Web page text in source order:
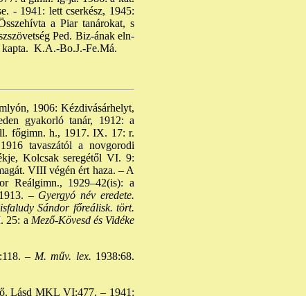
- 1941: lett cserkész, 1945:
a Piar tanárokat, s
Ped. Biz-ának eln-
kapta. K.A.-Bo.J.-Fe.Má.
1906: Kézdivásárhelyt,
gyakorló tanár, 1912: a
főgimn. h., 1917. IX. 17: r.
tavaszától a novgorodi
Kolcsak seregétől VI. 9:
VIII végén ért haza. – A
Reálgimn., 1929–42(is): a
–Gyergyó név eredete.
Sándor főreálisk. tört.
25: a Mező-Kövesd és Vidéke
–M. műv. lex. 1938:68.
Lásd MKL VI:477. – 1941: